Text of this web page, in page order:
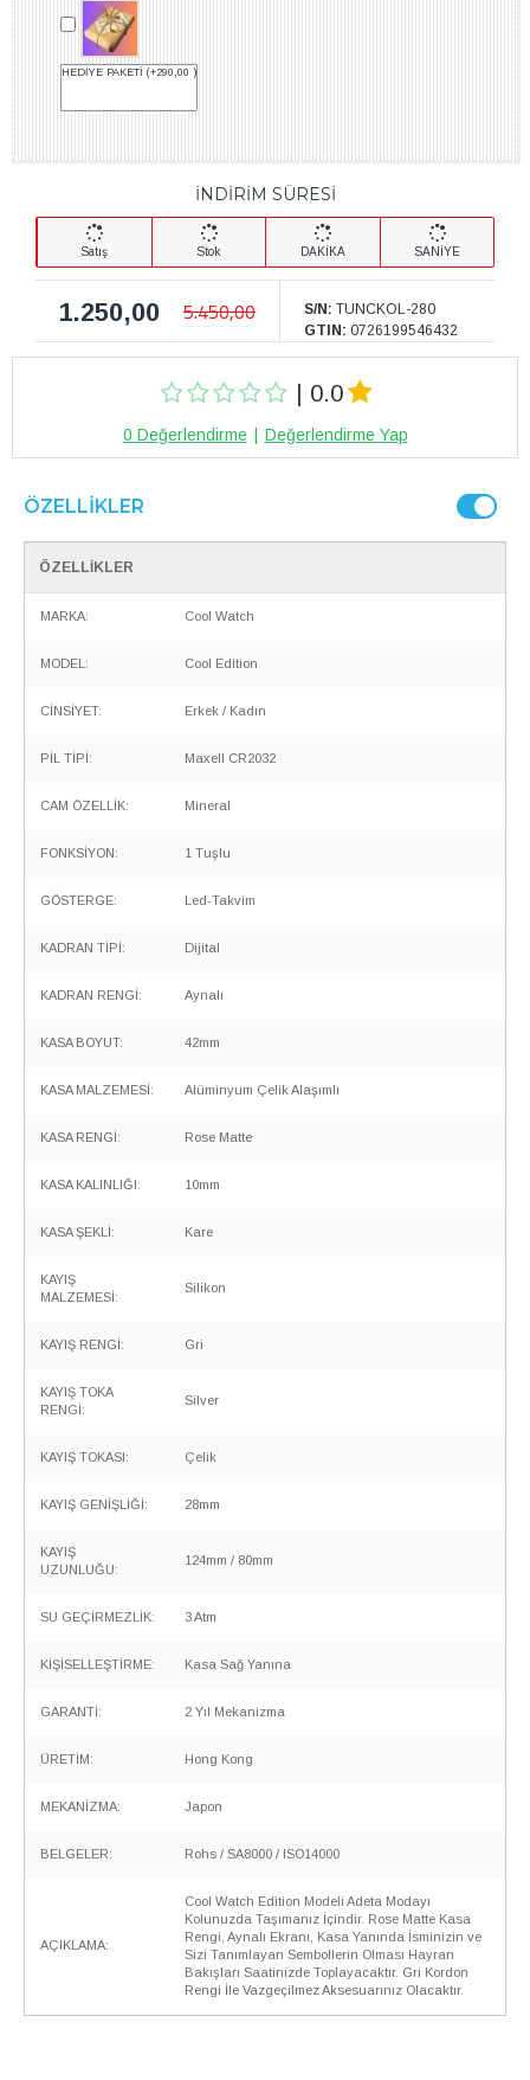
| 0.0
0 Değerlendirme Değerlendirme Yap
İNDİRİM SÜRESİ
Satış Stok DAKİKA SANİYE
1.250,00 5.450,00 S/N: TUNCKOL-280
GTIN: 0726199546432
HEDİYE PAKETİ (+290,00 )
ÖZELLIKLER
ÖZELLİKLER
MARKA: Cool Watch
MODEL: Cool Edition
CİNSİYET: Erkek / Kadın
PİL TİPİ: Maxell CR2032
CAM ÖZELLİK: Mineral
FONKSİYON: 1 Tuşlu
GÖSTERGE: Led-Takvim
KADRAN TİPİ: Dijital
KADRAN RENGİ: Aynalı
KASA BOYUT: 42mm
KASA MALZEMESİ: Alüminyum Çelik Alaşımlı
KASA RENGİ: Rose Matte
KASA KALINLIĞI: 10mm
KASA ŞEKLİ: Kare
KAYIŞ
MALZEMESİ:
Silikon
KAYIŞ RENGİ: Gri
KAYIŞ TOKA
RENGİ:
Silver
KAYIŞ TOKASI: Çelik
KAYIŞ GENİŞLİĞİ: 28mm
KAYIŞ
UZUNLUĞU:
124mm / 80mm
SU GEÇİRMEZLİK: 3 Atm
KİŞİSELLEŞTİRME: Kasa Sağ Yanına
GARANTİ: 2 Yıl Mekanizma
ÜRETİM: Hong Kong
MEKANİZMA: Japon
BELGELER: Rohs / SA8000 / ISO14000
AÇIKLAMA:
Cool Watch Edition Modeli Adeta Modayı
Kolunuzda Taşımanız İçindir. Rose Matte Kasa
Rengi, Aynalı Ekranı, Kasa Yanında İsminizin ve
Sizi Tanımlayan Sembollerin Olması Hayran
Bakışları Saatinizde Toplayacaktır. Gri Kordon
Rengi İle Vazgeçilmez Aksesuarınız Olacaktır.